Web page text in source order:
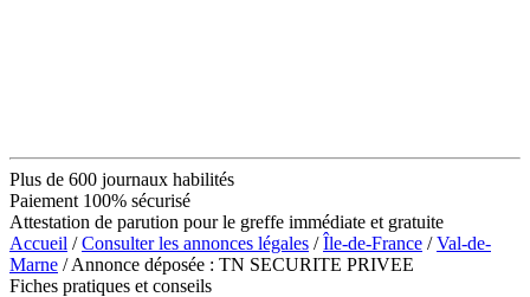
Plus de 600 journaux habilités
Paiement 100% sécurisé
Attestation de parution pour le greffe immédiate et gratuite
Accueil /Consulter les annonces légales /Île-de-France /Val-de-
Marne / Annonce déposée : TN SECURITE PRIVEE
Fiches pratiques et conseils